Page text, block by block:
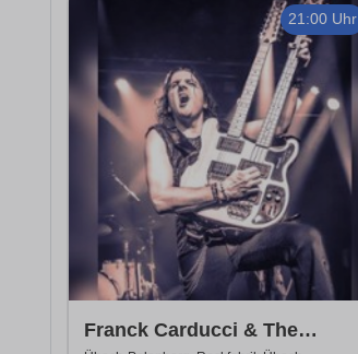
21:00 Uhr
Franck Carducci & The